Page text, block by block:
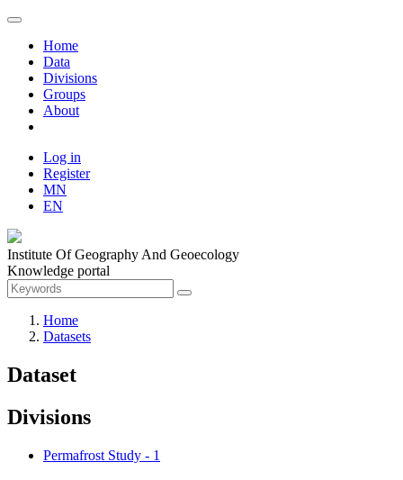
Home
Data
Divisions
Groups
About
Log in
Register
MN
EN
Institute Of Geography And Geoecology
Knowledge portal
Home
Datasets
Dataset
Divisions
Permafrost Study - 1